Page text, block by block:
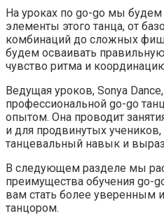
На уроках по go-go мы будем
элементы этого танца, от
комбинаций до сложных
будем осваивать
чувство ритма и
Ведущая уроков, Sonya
профессиональной go-go
опытом. Она проводит
и для продвинутых
танцевальный навык и
В следующем разделе мы
преимущества обучения go-
вам стать более уверенным
танцором.